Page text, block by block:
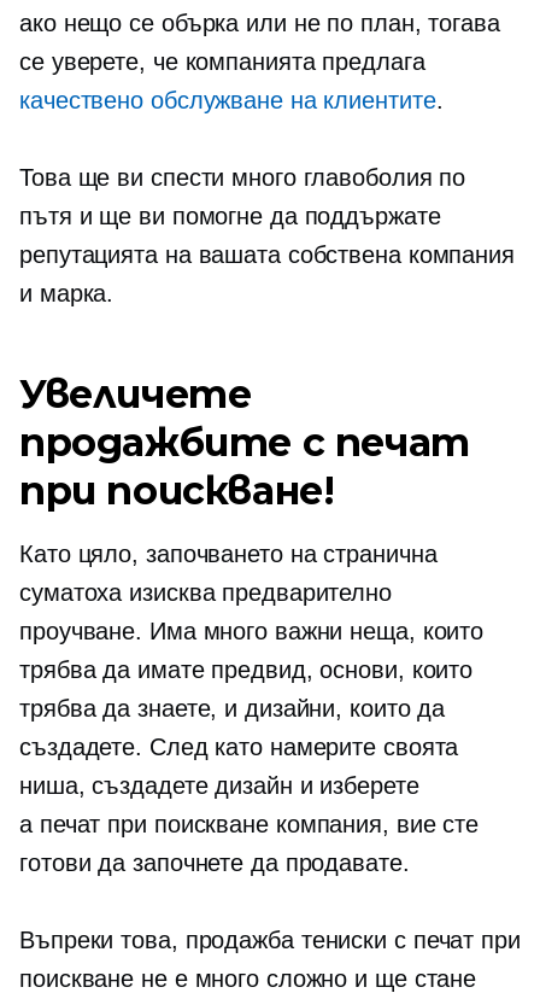
ако нещо се обърка или не по план, тогава
се уверете, че компанията предлага
качествено обслужване на клиентите.
Това ще ви спести много главоболия по
пътя и ще ви помогне да поддържате
репутацията на вашата собствена компания
и марка.
Увеличете
продажбите с печат
при поискване!
Като цяло, започването на странична
суматоха изисква предварително
проучване. Има много важни неща, които
трябва да имате предвид, основи, които
трябва да знаете, и дизайни, които да
създадете. След като намерите своята
ниша, създадете дизайн и изберете
a печат при поискванекомпания, вие сте
готови да започнете да продавате.
Въпреки това, продажба тениски с печат при
поискване не е много сложно и ще стане